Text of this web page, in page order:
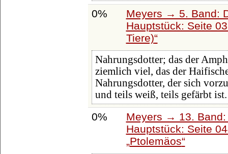
0%
Meyers → 5. Band:
Hauptstück: Seite
Tiere)
Nahrungsdotter; das der
ziemlich viel, das der
Nahrungsdotter, der sich
und teils weiß, teils gefärbt
0%
Meyers → 13.
Hauptstück: Seite
Ptolemäos